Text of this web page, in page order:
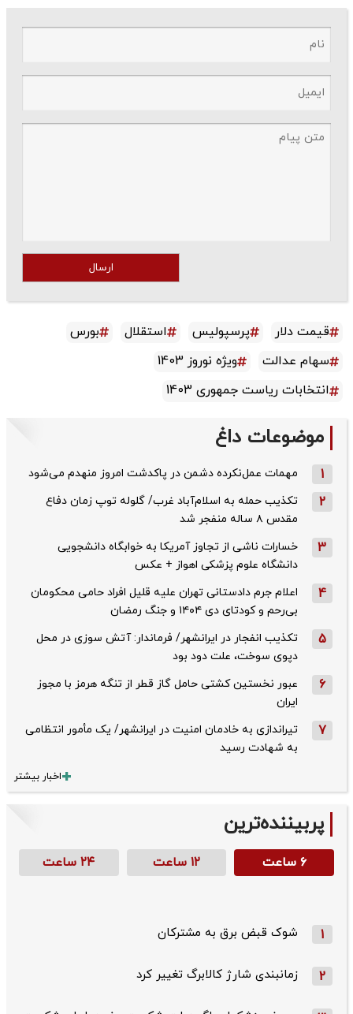
ارسال
قیمت دلار پرسپولیس استقلال
بورس
سهام عدالت
ویژه نوروز 1403
انتخابات ریاست جمهوری 1403
موضوعات داغ
1 مهمات عمل‌نکرده دشمن در پاکدشت امروز منهدم می‌شود
2
تکذیب حمله به اسلام‌آباد غرب/ گلوله توپ زمان دفاع
مقدس ۸ ساله منفجر شد
3
خسارات ناشی از تجاوز آمریکا به خوابگاه دانشجویی
دانشگاه علوم پزشکی اهواز + عکس
4
اعلام جرم دادستانی تهران علیه قلیل افراد حامی محکومان
بی‌رحم و کودتای دی‌ ۱۴۰۴ و جنگ رمضان
5
تکذیب ‌انفجار در ایرانشهر/ فرماندار: آتش سوزی در محل
دپوی سوخت، علت دود بود
6
عبور نخستین کشتی حامل گاز قطر از تنگه هرمز با مجوز
ایران
7
تیراندازی به خادمان امنیت در ایرانشهر/ یک مأمور انتظامی
به شهادت رسید
اخبار بیشتر
پربیننده‌ترین
۶ ساعت ۱۲ ساعت ۲۴ ساعت
1 شوک قبض برق به مشترکان
2 زمانبندی شارژ کالابرگ تغییر کرد